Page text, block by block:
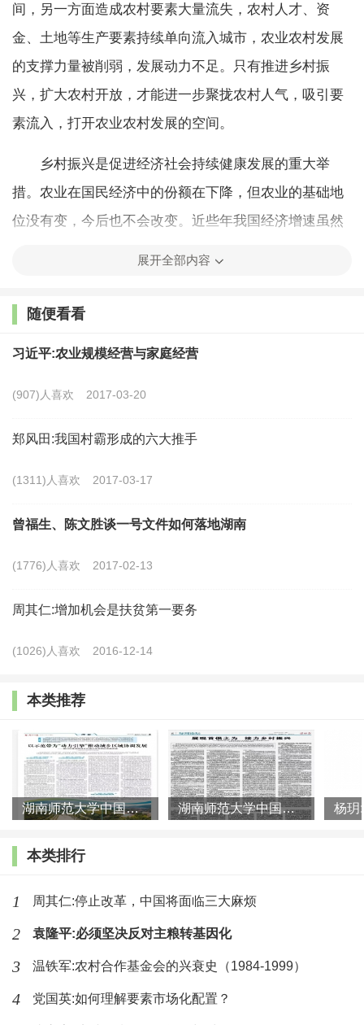
间，另一方面造成农村要素大量流失，农村人才、资
金、土地等生产要素持续单向流入城市，农业农村发展
的支撑力量被削弱，发展动力不足。只有推进乡村振
兴，扩大农村开放，才能进一步聚拢农村人气，吸引要
素流入，打开农业农村发展的空间。
乡村振兴是促进经济社会持续健康发展的重大举
措。农业在国民经济中的份额在下降，但农业的基础地
位没有变，今后也不会改变。近些年我国经济增速虽然
定， 这对深化改革、推进结构调整、改善人民生活提供
基础，还可以通过加强农村基础设施和公共服务扩大有
效投资，还能够改善消费环境扩大消费需求，从而为经
对较低，这是目前的一个短板，也是今后经济社会持续
发展的潜力所在。
乡村振兴是更好满足人民日益增长的美好生活需要
到较高水平，仍会有几亿人生活在农村。促进乡村振
兴，把农村建设好，农民才能安居乐业， 也才能为城镇
化、产品等都将是城镇居民消费、分享的内容。繁荣、
富裕、美丽的现代化农村，不仅属于农民群众， 也属于
因此，在决胜全面建成小康社会的关键时刻，以习
近平同志为核心的党中央提出实施乡村振兴战略，是深
刻把握现代化建设规律和城乡关系变化特征，顺应亿万
农民对美好生活的期待，对“三农”工作作出的新的战略
部署，反映了时代的呼唤、发展的必然、人民的期盼。
实施乡村振兴战略，目前看是完全有条件的。经济
社会发展进入现在这个阶段，乡村振兴具备了难得的历
史机遇。一是，居民收入提高后，对农产品和农业的生
态、社会、文化、休闲等多功能性，提出了更高的要
展开全部内容
随便看看
习近平:农业规模经营与家庭经营
(907)人喜欢 2017-03-20
郑风田:我国村霸形成的六大推手
(1311)人喜欢 2017-03-17
曾福生、陈文胜谈一号文件如何落地湖南
(1776)人喜欢 2017-02-13
周其仁:增加机会是扶贫第一要务
(1026)人喜欢 2016-12-14
本类推荐
湖南师范大学中国乡村振兴研究院课题组:以示范带为“动力引擎” 湖南师范大学中国乡村振兴研究院课题组:展现首倡之为 接力乡村
本类排行
1 周其仁:停止改革，中国将面临三大麻烦
2 袁隆平:必须坚决反对主粮转基因化
3 温铁军:农村合作基金会的兴衰史（1984-1999）
4 党国英:如何理解要素市场化配置？